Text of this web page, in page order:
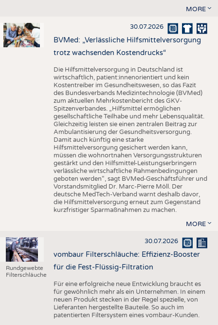
MORE
30.07.2026
BVMed: „Verlässliche Hilfsmittelversorgung
trotz wachsenden Kostendrucks“
Die Hilfsmittelversorgung in Deutschland ist
wirtschaftlich, patient:innenorientiert und kein
Kostentreiber im Gesundheitswesen, so das Fazit
des Bundesverbands Medizintechnologie (BVMed)
zum aktuellen Mehrkostenbericht des GKV-
Spitzenverbandes. „Hilfsmittel ermöglichen
gesellschaftliche Teilhabe und mehr Lebensqualität.
Gleichzeitig leisten sie einen zentralen Beitrag zur
Ambulantisierung der Gesundheitsversorgung.
Damit auch künftig eine starke
Hilfsmittelversorgung gesichert werden kann,
müssen die wohnortnahen Versorgungsstrukturen
gestärkt und den Hilfsmittel-Leistungserbringern
verlässliche wirtschaftliche Rahmenbedingungen
geboten werden“, sagt BVMed-Geschäftsführer und
Vorstandsmitglied Dr. Marc-Pierre Möll. Der
deutsche MedTech-Verband warnt deshalb davor,
die Hilfsmittelversorgung erneut zum Gegenstand
kurzfristiger Sparmaßnahmen zu machen.
MORE
Rundgewebte
Filterschläuche
30.07.2026
vombaur Filterschläuche: Effizienz-Booster
für die Fest-Flüssig-Filtration
Für eine erfolgreiche neue Entwicklung braucht es
für gewöhnlich mehr als ein Unternehmen. In einem
neuen Produkt stecken in der Regel spezielle, von
Lieferanten hergestellte Bauteile. So auch im
patentierten Filtersystem eines vombaur-Kunden.